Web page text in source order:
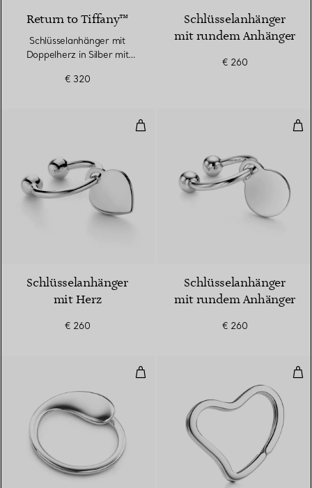
Return to Tiffany™
Schlüsselanhänger mit
Doppelherz in Silber mit
€ 320
Schlüsselanhänger
mit rundem Anhänger
€ 260
Schlüsselanhänger mit Herz
Schlüsselanhänger
mit Herz
€ 260
Schlüsselanhänger
mit rundem Anhänger
€ 260
Eternal Circle Schlüsselanhänger